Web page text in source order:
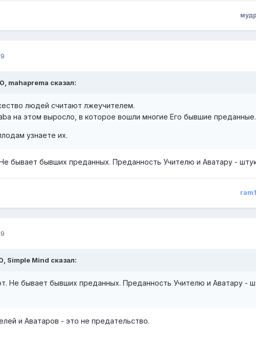
mahaprema сказал:
людей считают лжеучителем.
на этом выросло, в которое вошли многие Его бывшие преданные.
узнаете их.
бывает бывших преданных. Преданность Учителю и Аватару -
Simple Mind сказал:
Не бывает бывших преданных. Преданность Учителю и Аватару -
и Аватаров - это не предательство.